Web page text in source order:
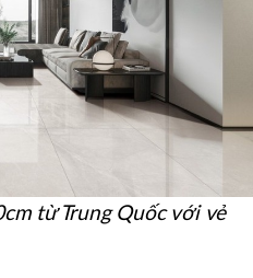
từ Trung Quốc với vẻ